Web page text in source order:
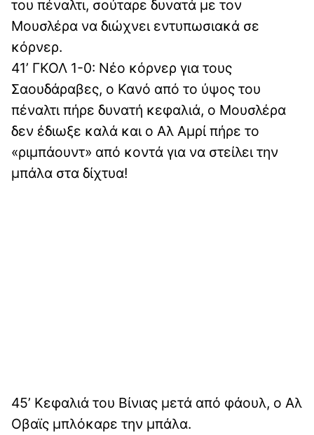
του πέναλτι, σούταρε δυνατά με τον
Μουσλέρα να διώχνει εντυπωσιακά σε
κόρνερ.
41’ ΓΚΟΛ 1-0: Νέο κόρνερ για τους
Σαουδάραβες, ο Κανό από το ύψος του
πέναλτι πήρε δυνατή κεφαλιά, ο Μουσλέρα
δεν έδιωξε καλά και ο Αλ Αμρί πήρε το
«ριμπάουντ» από κοντά για να στείλει την
μπάλα στα δίχτυα!
45’ Κεφαλιά του Βίνιας μετά από φάουλ, ο Αλ
Οβαϊς μπλόκαρε την μπάλα.